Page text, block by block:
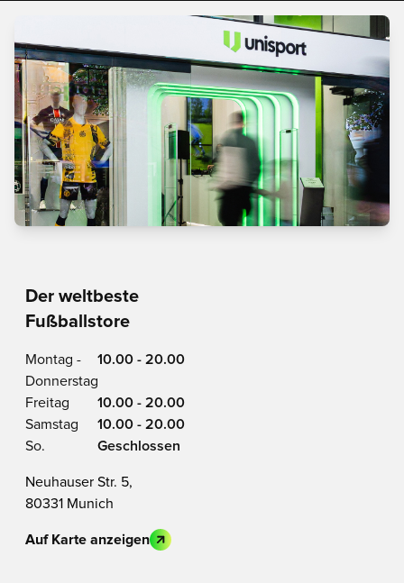
Der weltbeste
Fußballstore
Montag -
Donnerstag
10.00 - 20.00
Freitag
10.00 - 20.00
Samstag
10.00 - 20.00
So.
Geschlossen
Neuhauser Str. 5,
80331 Munich
Auf Karte anzeigen